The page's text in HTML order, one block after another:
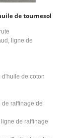
de tournesol
ligne de
d'huile de coton
de raffinage de
de raffinage